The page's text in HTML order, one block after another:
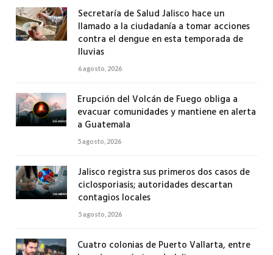
Secretaría de Salud Jalisco hace un
llamado a la ciudadanía a tomar acciones
contra el dengue en esta temporada de
lluvias
6 agosto, 2026
Erupción del Volcán de Fuego obliga a
evacuar comunidades y mantiene en alerta
a Guatemala
5 agosto, 2026
Jalisco registra sus primeros dos casos de
ciclosporiasis; autoridades descartan
contagios locales
5 agosto, 2026
Cuatro colonias de Puerto Vallarta, entre